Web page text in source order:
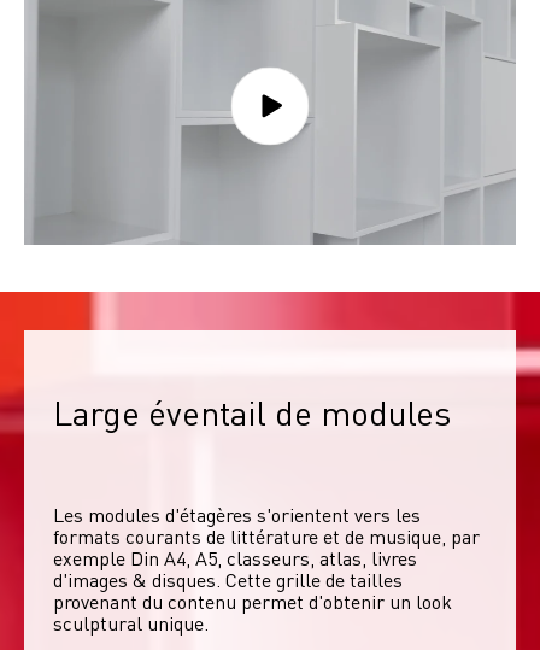
Large éventail de modules
Les modules d'étagères s'orientent vers les
formats courants de littérature et de musique, par
exemple Din A4, A5, classeurs, atlas, livres
d'images & disques. Cette grille de tailles
provenant du contenu permet d'obtenir un look
sculptural unique.